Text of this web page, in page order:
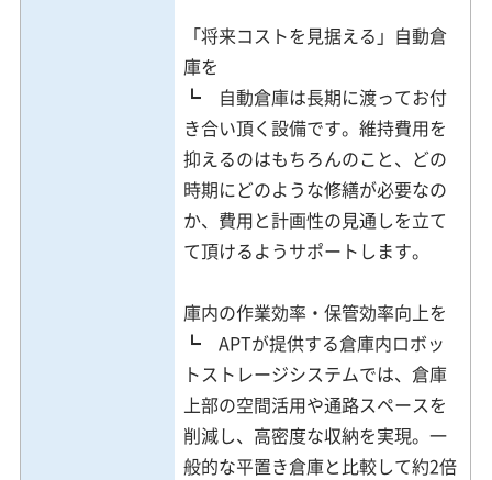
「将来コストを見据える」自動倉
庫を
┗ 自動倉庫は長期に渡ってお付
き合い頂く設備です。維持費用を
抑えるのはもちろんのこと、どの
時期にどのような修繕が必要なの
か、費用と計画性の見通しを立て
て頂けるようサポートします。
庫内の作業効率・保管効率向上を
┗ APTが提供する倉庫内ロボッ
トストレージシステムでは、倉庫
上部の空間活用や通路スペースを
削減し、高密度な収納を実現。一
般的な平置き倉庫と比較して約2倍